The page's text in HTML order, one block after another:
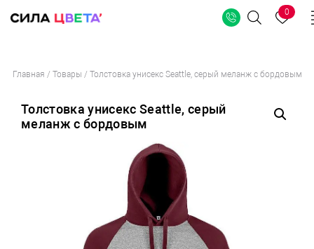
Перейти
содержимому
Поиск
0
Главная / Товары / Толстовка унисекс Seattle, серый меланж с бордовым
Толстовка унисекс Seattle, серый
меланж с бордовым